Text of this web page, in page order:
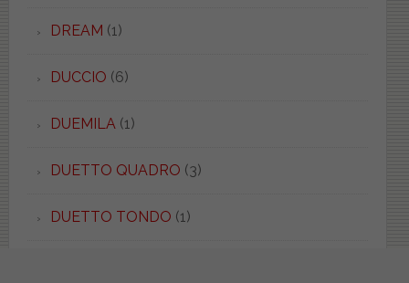
DREAM (1)
DUCCIO (6)
DUEMILA(1)
DUETTO QUADRO (3)
DUETTO TONDO (1)